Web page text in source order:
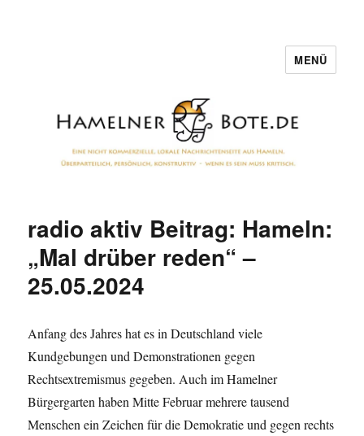
MENÜ
radio aktiv Beitrag: Hameln:
„Mal drüber reden“ –
25.05.2024
Anfang des Jahres hat es in Deutschland viele
Kundgebungen und Demonstrationen gegen
Rechtsextremismus gegeben. Auch im Hamelner
Bürgergarten haben Mitte Februar mehrere tausend
Menschen ein Zeichen für die Demokratie und gegen rechts